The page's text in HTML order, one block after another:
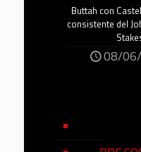
Buttah con
consistente del
08/